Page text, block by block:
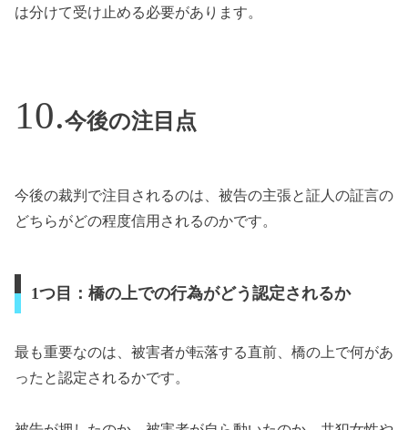
は分けて受け止める必要があります。
今後の注目点
今後の裁判で注目されるのは、被告の主張と証人の証言の
どちらがどの程度信用されるのかです。
1つ目：橋の上での行為がどう認定されるか
最も重要なのは、被害者が転落する直前、橋の上で何があ
ったと認定されるかです。